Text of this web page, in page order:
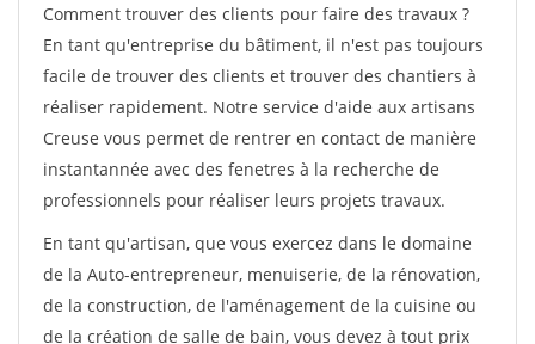
Comment trouver des clients pour faire des travaux ?
En tant qu'entreprise du bâtiment, il n'est pas toujours
facile de trouver des clients et trouver des chantiers à
réaliser rapidement. Notre service d'aide aux artisans
Creuse vous permet de rentrer en contact de manière
instantannée avec des fenetres à la recherche de
professionnels pour réaliser leurs projets travaux.
En tant qu'artisan, que vous exercez dans le domaine
de la Auto-entrepreneur, menuiserie, de la rénovation,
de la construction, de l'aménagement de la cuisine ou
de la création de salle de bain, vous devez à tout prix